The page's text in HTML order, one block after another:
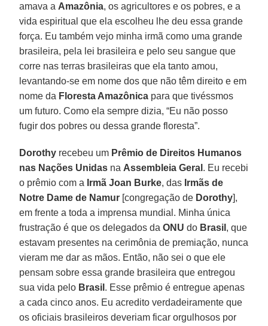
amava a Amazônia, os agricultores e os pobres, e a
vida espiritual que ela escolheu lhe deu essa grande
força. Eu também vejo minha irmã como uma grande
brasileira, pela lei brasileira e pelo seu sangue que
corre nas terras brasileiras que ela tanto amou,
levantando-se em nome dos que não têm direito e em
nome da Floresta Amazônica para que tivéssmos
um futuro. Como ela sempre dizia, “Eu não posso
fugir dos pobres ou dessa grande floresta”.
Dorothy recebeu um Prêmio de Direitos Humanos
nas Nações Unidas na Assembleia Geral . Eu recebi
o prêmio com a Irmã Joan Burke, das Irmãs de
Notre Dame de Namur [congregação de Dorothy],
em frente a toda a imprensa mundial. Minha única
frustração é que os delegados daONU do Brasil , que
estavam presentes na cerimônia de premiação, nunca
vieram me dar as mãos. Então, não sei o que ele
pensam sobre essa grande brasileira que entregou
sua vida pelo Brasil . Esse prêmio é entregue apenas
a cada cinco anos. Eu acredito verdadeiramente que
os oficiais brasileiros deveriam ficar orgulhosos por